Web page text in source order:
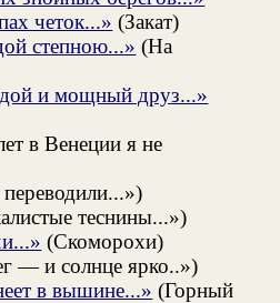
четок...» (Закат)
степною...» (На
и мощный друз...»
в Венеции я не
теснины...»)
(Скоморохи)
— и солнце ярко..»)
в вышине...» (Горный